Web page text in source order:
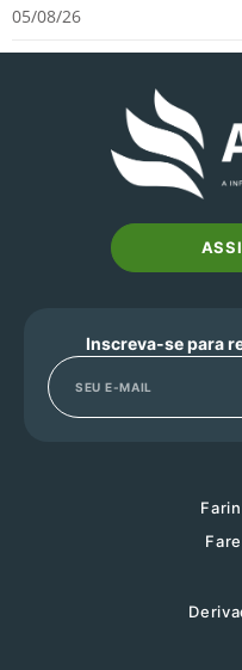
05/08/26
Inscreva-se para